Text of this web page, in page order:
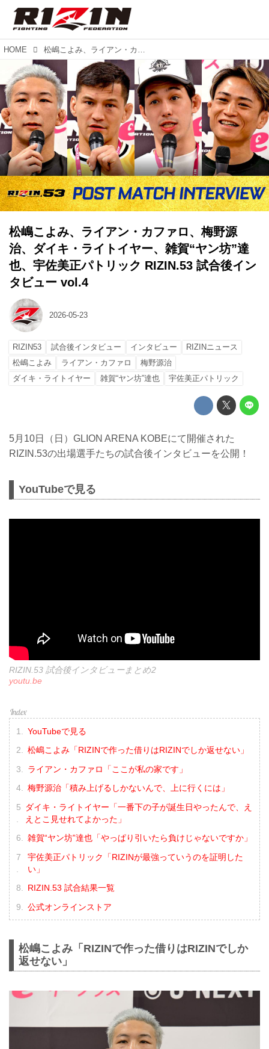
HOME 松嶋こよみ、ライアン・カファロ、梅野源治、ダイキ・ライトイヤー、雑賀“ヤン坊”達也、宇佐美正パトリック RIZIN.53 試合後インタビュー vol.4
松嶋こよみ、ライアン・カファロ、梅野源
治、ダイキ・ライトイヤー、雑賀“ヤン坊”達
也、宇佐美正パトリック RIZIN.53 試合後イン
タビュー vol.4
2026-05-23
RIZIN53 試合後インタビュー インタビュー
RIZINニュース
松嶋こよみ
ライアン・カファロ
梅野源治
ダイキ・ライトイヤー
雑賀“ヤン坊”達也 宇佐美正パトリック
5月10日（日）GLION ARENA KOBEにて開催された
RIZIN.53の出場選手たちの試合後インタビューを公開！
YouTubeで見る
RIZIN.53 試合後インタビューまとめ2
youtu.be
YouTubeで見る
松嶋こよみ「RIZINで作った借りはRIZINでしか返せない」
ライアン・カファロ「ここが私の家です」
梅野源治「積み上げるしかないんで、上に行くには」
ダイキ・ライトイヤー「一番下の子が誕生日やったんで、え
えとこ見せれてよかった」
雑賀“ヤン坊”達也「やっぱり引いたら負けじゃないですか」
宇佐美正パトリック「RIZINが最強っていうのを証明した
い」
RIZIN.53 試合結果一覧
公式オンラインストア
松嶋こよみ「RIZINで作った借りはRIZINでしか
返せない」